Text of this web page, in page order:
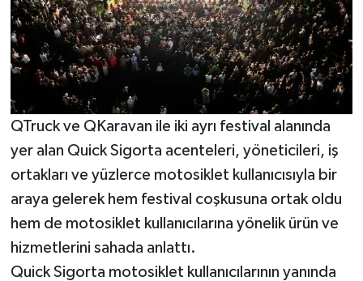
QTruck ve QKaravan ile iki ayrı festival alanında
yer alan Quick Sigorta acenteleri, yöneticileri, iş
ortakları ve yüzlerce motosiklet kullanıcısıyla bir
araya gelerek hem festival coşkusuna ortak oldu
hem de motosiklet kullanıcılarına yönelik ürün ve
hizmetlerini sahada anlattı.
Quick Sigorta motosiklet kullanıcılarının yanında